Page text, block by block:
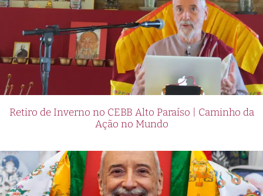
Retiro de Inverno no CEBB Alto Paraíso | Caminho da
Ação no Mundo